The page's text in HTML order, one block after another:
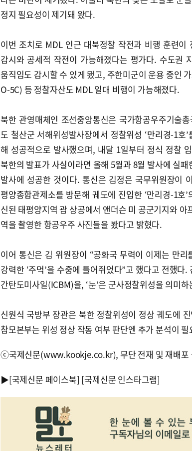
정지 필요성이 제기돼 왔다.
이번 조치로 MDL 인근 대북정찰 작전과 비행 훈련이
감시와 공세적 작전이 가능해졌다는 평가다. 수도권
움직임도 감시할 수 있게 됐고, 주한미군이 운용 중인
O-5C) 등 정찰자산도 MDL 일대 비행이 가능해졌다.
북한 관영매체인 조선중앙통신은 국가항공우주기술
도 철산군 서해위성발사장에서 정찰위성 ‘만리경-1호
해 성공적으로 발사했으며, 내달 1일부터 정식 정찰
북한의 발표가 사실이라면 올해 5월과 8월 발사에 실
발사에 성공한 것이다. 통신은 김정은 국무위원장이
평양종합관제소를 방문해 궤도에 진입한 ‘만리경-1호
신된 태평양지역 괌 상공에서 앤더슨 미 공군기지와
역을 촬영한 항공우주 사진들을 봤다고 밝혔다.
이어 통신은 김 위원장이 “공화국 무력이 이제는 만리
강력한 ‘주먹’을 수중에 틀어쥐었다”고 했다고 전했다.
간탄도미사일(ICBM)을, ‘눈’은 군사정찰위성을 의미
신원식 국방부 장관은 북한 정찰위성이 정상 궤도에
참모본부는 위성 정상 작동 여부 판단엔 추가 분석이
ⓒ국제신문(www.kookje.co.kr), 무단 전재 및 재배포
▶[국제신문 페이스북] [국제신문 인스타그램]